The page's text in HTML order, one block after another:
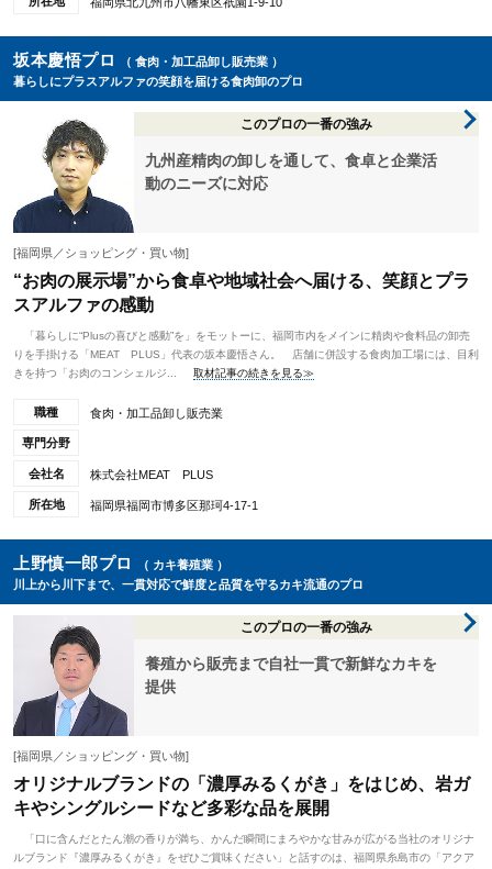
坂本慶悟プロ
（ 食肉・加工品卸し販売業 ）
暮らしにプラスアルファの笑顔を届ける食肉卸のプロ
このプロの一番の強み
九州産精肉の卸しを通して、食卓と企業活
動のニーズに対応
[福岡県／ショッピング・買い物]
“お肉の展示場”から食卓や地域社会へ届ける、笑顔とプラ
スアルファの感動
「暮らしに“Plusの喜びと感動”を」をモットーに、福岡市内をメインに精肉や食料品の卸売
りを手掛ける「MEAT PLUS」代表の坂本慶悟さん。 店舗に併設する食肉加工場には、目利
きを持つ「お肉のコンシェルジ...
取材記事の続きを見る≫
職種 食肉・加工品卸し販売業
専門分野
会社名 株式会社MEAT PLUS
所在地 福岡県福岡市博多区那珂4-17-1
上野慎一郎プロ
（ カキ養殖業 ）
川上から川下まで、一貫対応で鮮度と品質を守るカキ流通のプロ
このプロの一番の強み
養殖から販売まで自社一貫で新鮮なカキを
提供
[福岡県／ショッピング・買い物]
オリジナルブランドの「濃厚みるくがき」をはじめ、岩ガ
キやシングルシードなど多彩な品を展開
「口に含んだとたん潮の香りが満ち、かんだ瞬間にまろやかな甘みが広がる当社のオリジナ
ルブランド『濃厚みるくがき』をぜひご賞味ください」と話すのは、福岡県糸島市の「アクア